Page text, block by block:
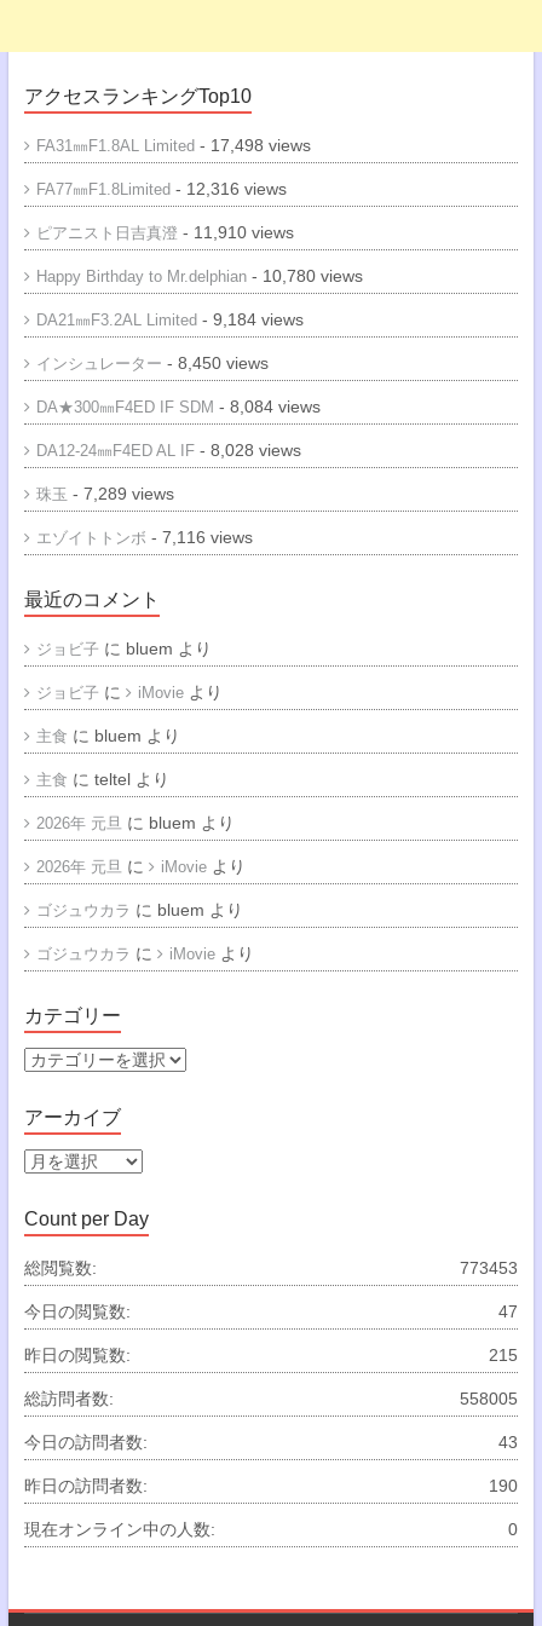
アクセスランキングTop10
FA31㎜F1.8AL Limited- 17,498 views
FA77㎜F1.8Limited- 12,316 views
ピアニスト日吉真澄 - 11,910 views
Happy Birthday to Mr.delphian- 10,780 views
DA21㎜F3.2AL Limited- 9,184 views
インシュレーター - 8,450 views
DA★300㎜F4ED IF SDM - 8,084 views
DA12-24㎜F4ED AL IF- 8,028 views
珠玉 - 7,289 views
エゾイトトンボ - 7,116 views
最近のコメント
ジョビ子 に bluem より
ジョビ子 に iMovieより
主食 に bluem より
主食 に teltelより
2026年 元旦に bluem より
2026年 元旦に iMovieより
ゴジュウカラ に bluem より
ゴジュウカラ に iMovieより
カテゴリー
カ
ゴ
リ
ー
アーカイブ
ア
カ
イ
ブ
Count per Day
773453
総閲覧数:
47
今日の閲覧数:
215
昨日の閲覧数:
558005
総訪問者数:
43
今日の訪問者数:
190
昨日の訪問者数:
0
現在オンライン中の人数: